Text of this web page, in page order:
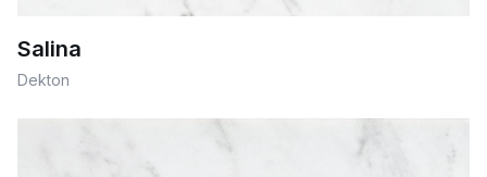
Salina
Dekton